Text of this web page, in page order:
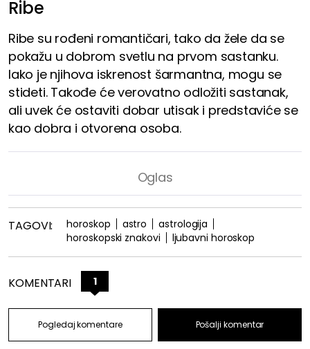
Ribe
Ribe su rođeni romantičari, tako da žele da se
pokažu u dobrom svetlu na prvom sastanku.
Iako je njihova iskrenost šarmantna, mogu se
stideti. Takođe će verovatno odložiti sastanak,
ali uvek će ostaviti dobar utisak i predstaviće se
kao dobra i otvorena osoba.
TAGOVI: horoskop astro
astrologija
horoskopski znakovi
ljubavni horoskop
KOMENTARI 1
Pogledaj komentare Pošalji komentar